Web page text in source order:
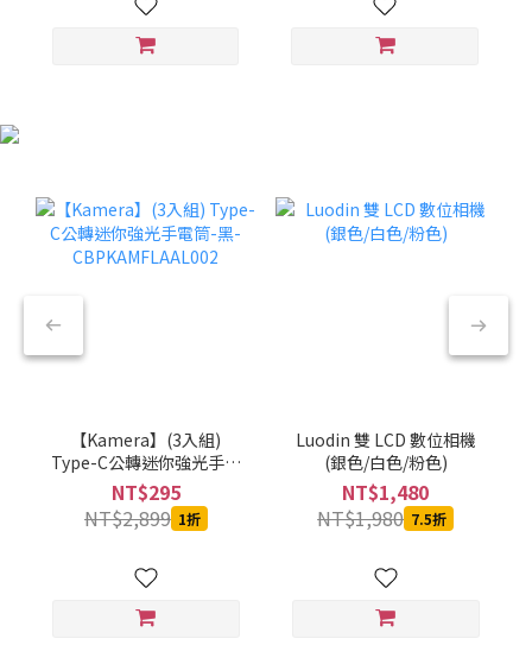
【Kamera】(3入組)
Type-C公轉迷你強光手電
筒-黑-CBPKAMFLAAL002
NT$295
NT$2,899 1折
Luodin 雙 LCD 數位相機
(銀色/白色/粉色)
NT$1,480
NT$1,980 7.5折